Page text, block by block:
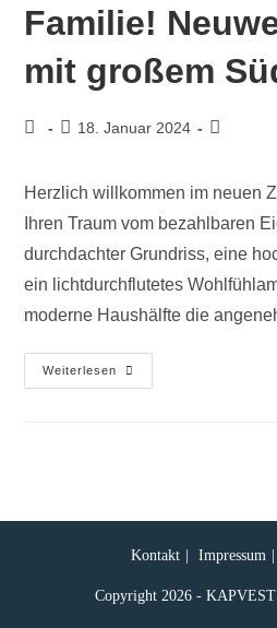
Familie!
mit großem
18. Januar 2024
Herzlich willkommen im neuen
Ihren Traum vom bezahlbaren
durchdachter Grundriss, eine
ein lichtdurchflutetes
moderne Haushälfte die
Weiterlesen
Kontakt Impressum
Copyright 2026 - KAPVEST